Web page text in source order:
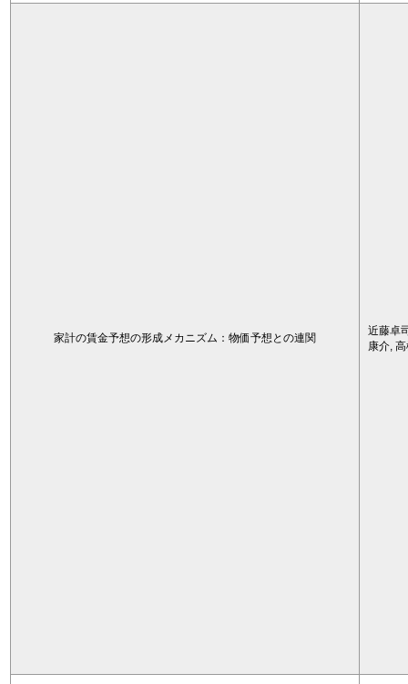
家計の賃金予想の形成メカニズム：物価予想との連関
近藤卓
康介,